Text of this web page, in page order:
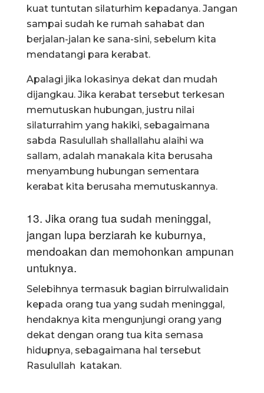
kuat tuntutan silaturhim kepadanya. Jangan
sampai sudah ke rumah sahabat dan
berjalan-jalan ke sana-sini, sebelum kita
mendatangi para kerabat.
Apalagi jika lokasinya dekat dan mudah
dijangkau. Jika kerabat tersebut terkesan
memutuskan hubungan, justru nilai
silaturrahim yang hakiki, sebagaimana
sabda Rasulullah shallallahu alaihi wa
sallam, adalah manakala kita berusaha
menyambung hubungan sementara
kerabat kita berusaha memutuskannya.
13. Jika orang tua sudah meninggal,
jangan lupa berziarah ke kuburnya,
mendoakan dan memohonkan ampunan
untuknya.
Selebihnya termasuk bagian birrulwalidain
kepada orang tua yang sudah meninggal,
hendaknya kita mengunjungi orang yang
dekat dengan orang tua kita semasa
hidupnya, sebagaimana hal tersebut
Rasulullah katakan.